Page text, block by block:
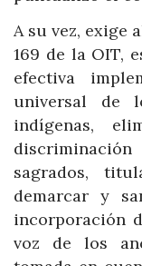
A su vez, exige
169 de la OIT,
efectiva
universal de
indígenas,
sagrados,
demarcar y
incorporación
voz de los